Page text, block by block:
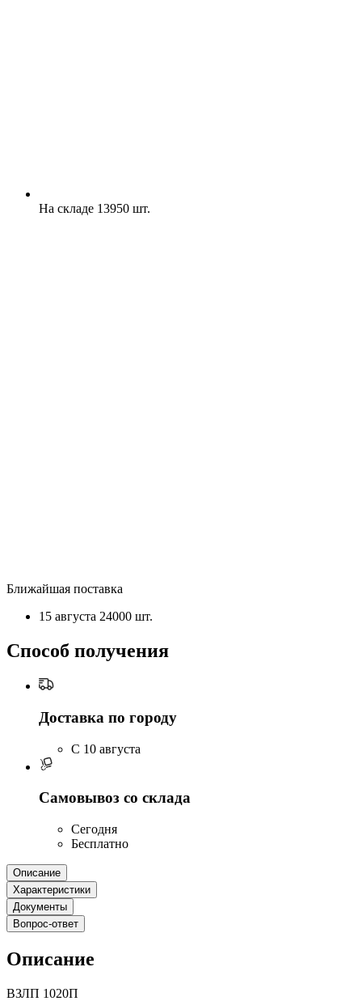
На складе 13950 шт.
Ближайшая поставка
15 августа 24000 шт.
Способ получения
Доставка по городу
C 10 августа
Самовывоз со склада
Сегодня
Бесплатно
Описание
Характеристики
Документы
Вопрос-ответ
Описание
ВЗЛП 1020П